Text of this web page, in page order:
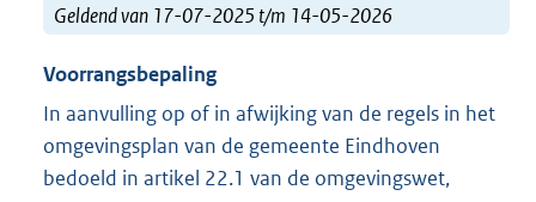
Geldend van 17-07-2025 t/m 14-05-2026
Voorrangsbepaling
In aanvulling op of in afwijking van de regels in het
omgevingsplan van de gemeente Eindhoven
bedoeld in artikel 22.1 van de omgevingswet,